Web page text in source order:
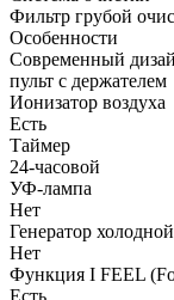
Фильтр грубой
Особенности
Современный
пульт с держателем
Ионизатор воздуха
Есть
Таймер
24-часовой
УФ-лампа
Нет
Генератор
Нет
Функция I FEEL